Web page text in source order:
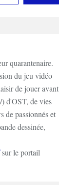
quarantenaire.
du jeu vidéo
de jouer avant
d'OST, de vies
de passionnés et
dessinée,
sur le portail